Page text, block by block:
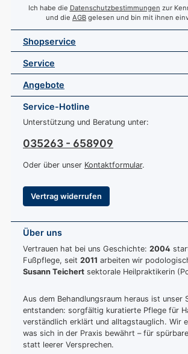
Ich habe die Datenschutzbestimmungen zur
und die AGB gelesen und bin mit ihnen
Shopservice
Service
Angebote
Service-Hotline
Unterstützung und Beratung unter:
035263 - 658909
Oder über unser Kontaktformular.
Vertrag widerrufen
Über uns
Vertrauen hat bei uns Geschichte: 2004
Fußpflege, seit 2011 arbeiten wir
Susann Teichert sektorale Heilpraktikerin
Aus dem Behandlungsraum heraus ist unser
entstanden: sorgfältig kuratierte Pflege für
verständlich erklärt und alltagstauglich. Wir
was sich in der Praxis bewährt – für
statt leerer Versprechen.